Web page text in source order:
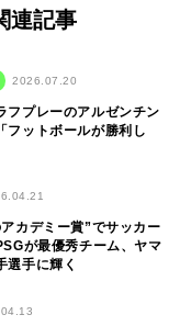
連記事
2026.07.20
フプレーのアルゼンチン
フットボールが勝利し
カデミー賞”でサッカー
が最優秀チーム、ヤマ
選手に輝く